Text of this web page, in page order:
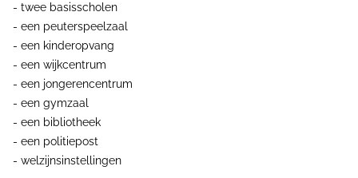
- twee basisscholen
- een peuterspeelzaal
- een kinderopvang
- een wijkcentrum
- een jongerencentrum
- een gymzaal
- een bibliotheek
- een politiepost
- welzijnsinstellingen